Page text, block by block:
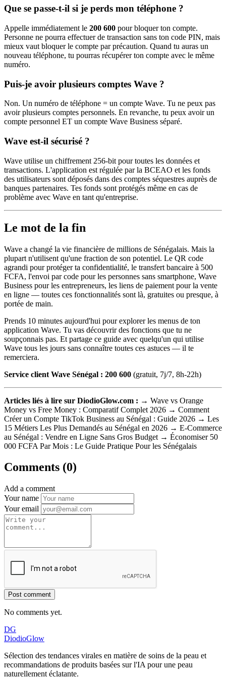
Que se passe-t-il si je perds mon téléphone ?
Appelle immédiatement le 200 600 pour bloquer ton compte.
Personne ne pourra effectuer de transaction sans ton code PIN, mais
mieux vaut bloquer le compte par précaution. Quand tu auras un
nouveau téléphone, tu pourras récupérer ton compte avec le même
numéro.
Puis-je avoir plusieurs comptes Wave ?
Non. Un numéro de téléphone = un compte Wave. Tu ne peux pas
avoir plusieurs comptes personnels. En revanche, tu peux avoir un
compte personnel ET un compte Wave Business séparé.
Wave est-il sécurisé ?
Wave utilise un chiffrement 256-bit pour toutes les données et
transactions. L'application est régulée par la BCEAO et les fonds
des utilisateurs sont déposés dans des comptes séquestres auprès de
banques partenaires. Tes fonds sont protégés même en cas de
problème avec Wave en tant qu'entreprise.
Le mot de la fin
Wave a changé la vie financière de millions de Sénégalais. Mais la
plupart n'utilisent qu'une fraction de son potentiel. Le QR code
agrandi pour protéger ta confidentialité, le transfert bancaire à 500
FCFA, l'envoi par code pour les personnes sans smartphone, Wave
Business pour les entrepreneurs, les liens de paiement pour la vente
en ligne — toutes ces fonctionnalités sont là, gratuites ou presque, à
portée de main.
Prends 10 minutes aujourd'hui pour explorer les menus de ton
application Wave. Tu vas découvrir des fonctions que tu ne
soupçonnais pas. Et partage ce guide avec quelqu'un qui utilise
Wave tous les jours sans connaître toutes ces astuces — il te
remerciera.
Service client Wave Sénégal : 200 600 (gratuit, 7j/7, 8h-22h)
Articles liés à lire sur DiodioGlow.com : → Wave vs Orange
Money vs Free Money : Comparatif Complet 2026 → Comment
Créer un Compte TikTok Business au Sénégal : Guide 2026 → Les
15 Métiers Les Plus Demandés au Sénégal en 2026 → E-Commerce
au Sénégal : Vendre en Ligne Sans Gros Budget → Économiser 50
000 FCFA Par Mois : Le Guide Pratique Pour les Sénégalais
Comments (0)
Add a comment
Your name
Your email
Post comment
No comments yet.
DG
DiodioGlow
Sélection des tendances virales en matière de soins de la peau et
recommandations de produits basées sur l'IA pour une peau
naturellement éclatante.